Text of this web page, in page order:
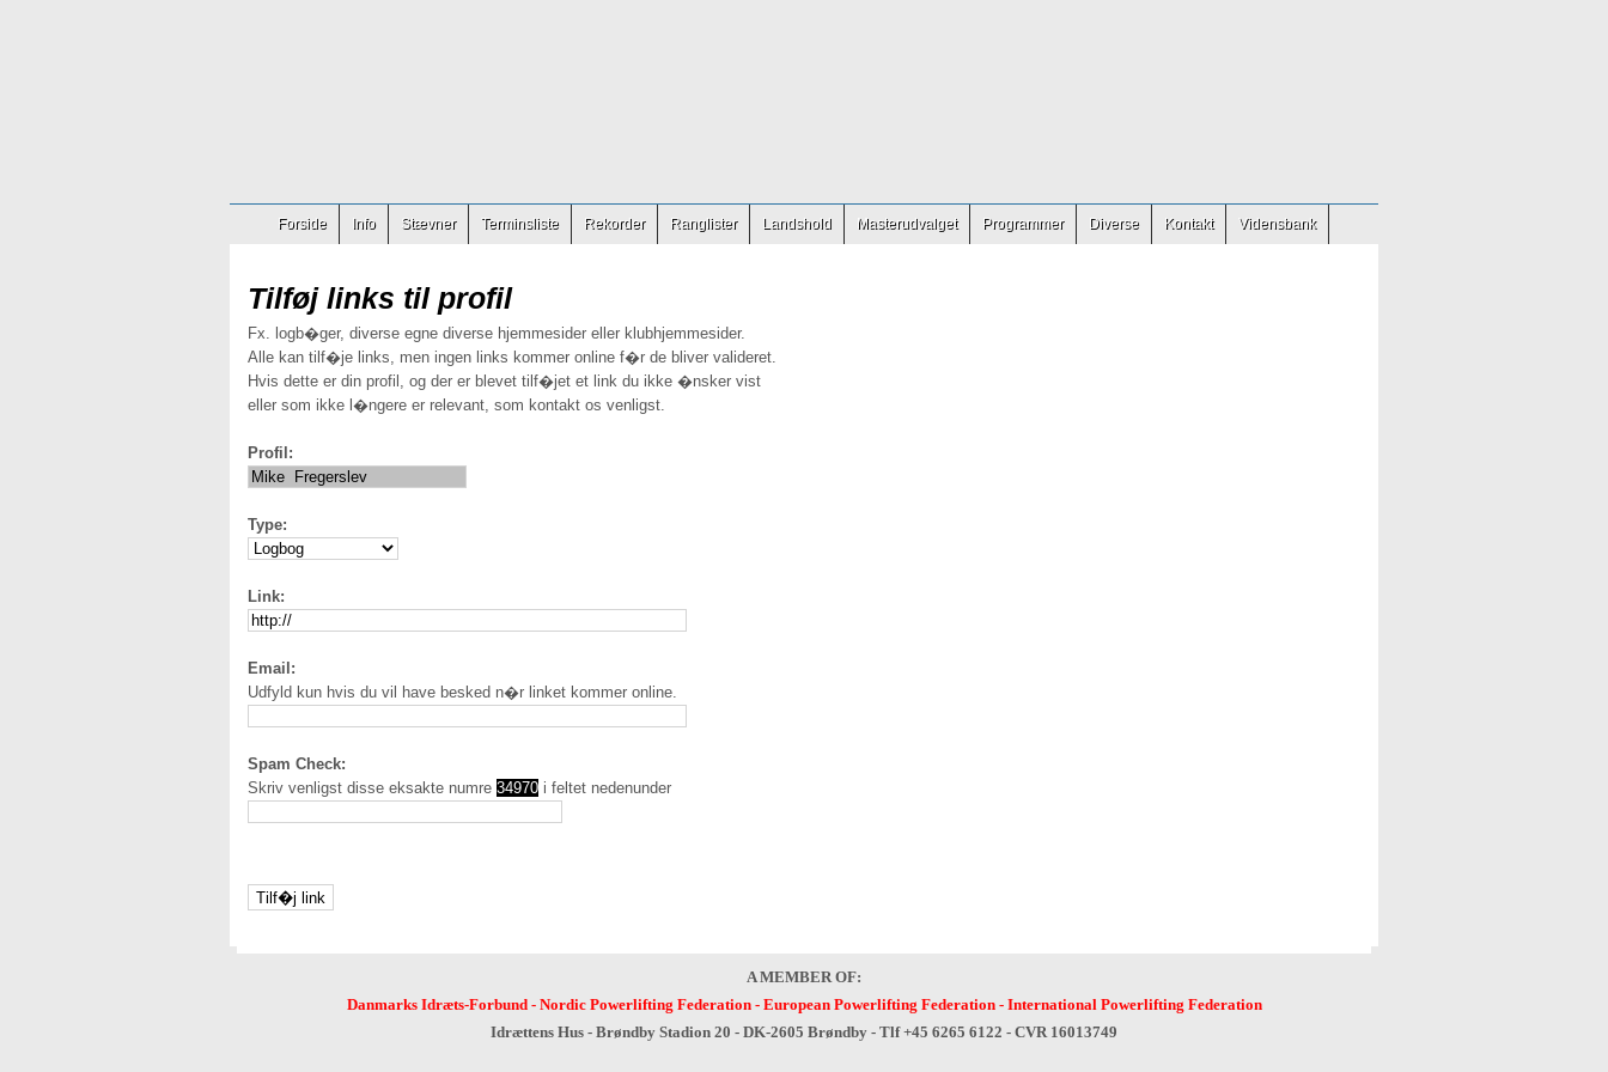
Forside Info Stævner Terminsliste Rekorder Ranglister Landshold Masterudvalget Programmer Diverse Kontakt Vidensbank
Tilføj links til profil
Fx. logb�ger, diverse egne diverse hjemmesider eller klubhjemmesider.
Alle kan tilf�je links, men ingen links kommer online f�r de bliver valideret.
Hvis dette er din profil, og der er blevet tilf�jet et link du ikke �nsker vist
eller som ikke l�ngere er relevant, som kontakt os venligst.
Profil:
Type:
Link:
Email:
Udfyld kun hvis du vil have besked n�r linket kommer online.
Spam Check:
Skriv venligst disse eksakte numre 34970 i feltet nedenunder
A MEMBER OF:
Danmarks Idræts-Forbund- Nordic Powerlifting Federation- European Powerlifting Federation- International Powerlifting Federation
Idrættens Hus - Brøndby Stadion 20 - DK-2605 Brøndby - Tlf +45 6265 6122 - CVR 16013749